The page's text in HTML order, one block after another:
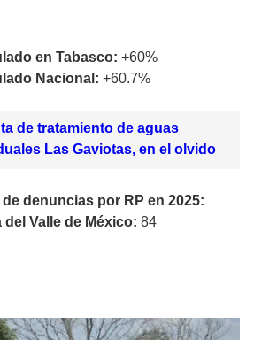
en Tabasco: +60%
Nacional: +60.7%
de tratamiento de aguas
Las Gaviotas, en el olvido
denuncias por RP en 2025:
Valle de México: 84